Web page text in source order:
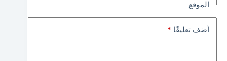
الموقع
أضف تعليقًا *